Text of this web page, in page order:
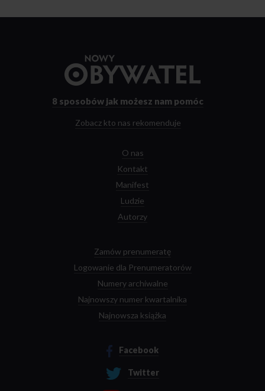
strony
8 sposobów jak możesz nam pomóc
Zobacz kto nas rekomenduje
O nas
Kontakt
Manifest
Ludzie
Autorzy
Zamów prenumeratę
Logowanie dla Prenumeratorów
Numery archiwalne
Najnowszy numer kwartalnika
Najnowsza książka
Facebook
Twitter